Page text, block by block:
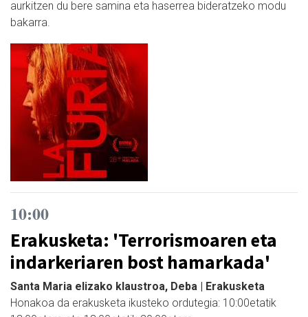
aurkitzen du bere samina eta haserrea bideratzeko modu
bakarra.
10:00
Erakusketa: 'Terrorismoaren eta
indarkeriaren bost hamarkada'
Santa Maria elizako klaustroa, Deba | Erakusketa
Honakoa da erakusketa ikusteko ordutegia: 10:00etatik